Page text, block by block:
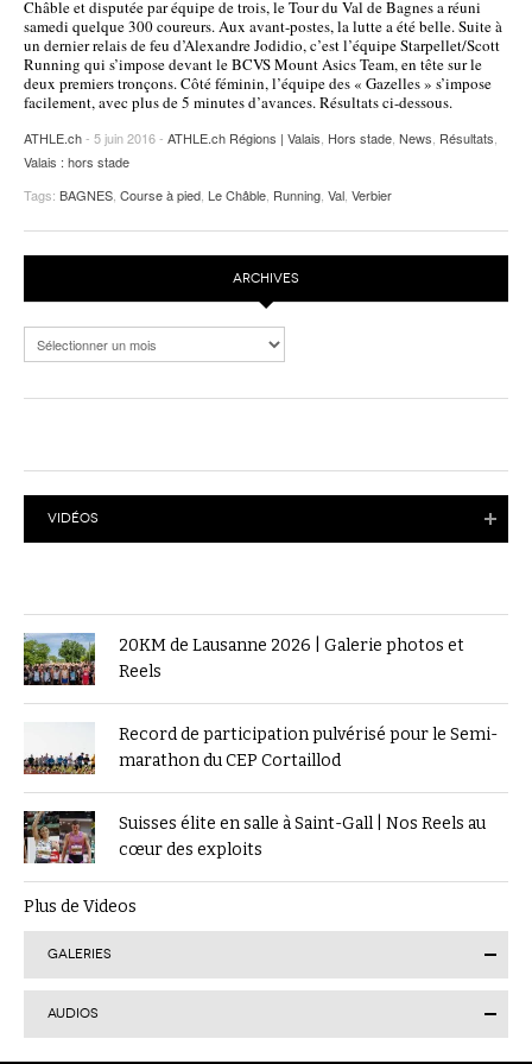
POURQUOI ATHLE.CH ?
ATHLE.CH RÉGIONS | VAUD
HIGHLIGHTS
LIVRES
Châble et disputée par équipe de trois, le Tour du Val de Bagnes a réuni
samedi quelque 300 coureurs. Aux avant-postes, la lutte a été belle. Suite à
un dernier relais de feu d’Alexandre Jodidio, c’est l’équipe Starpellet/Scott
Running qui s’impose devant le BCVS Mount Asics Team, en tête sur le
deux premiers tronçons. Côté féminin, l’équipe des « Gazelles » s’impose
facilement, avec plus de 5 minutes d’avances. Résultats ci-dessous.
ATHLE.ch- 5 juin 2016 - ATHLE.ch Régions | Valais Hors stade News Résultats
Valais : hors stade
Tags: BAGNES Course à pied Le Châble Running Val Verbier
ARCHIVES
Archives
VIDÉOS
20KM de Lausanne 2026 | Galerie photos et
Reels
Record de participation pulvérisé pour le Semi-
marathon du CEP Cortaillod
Suisses élite en salle à Saint-Gall | Nos Reels au
cœur des exploits
Plus de Videos
GALERIES
AUDIOS